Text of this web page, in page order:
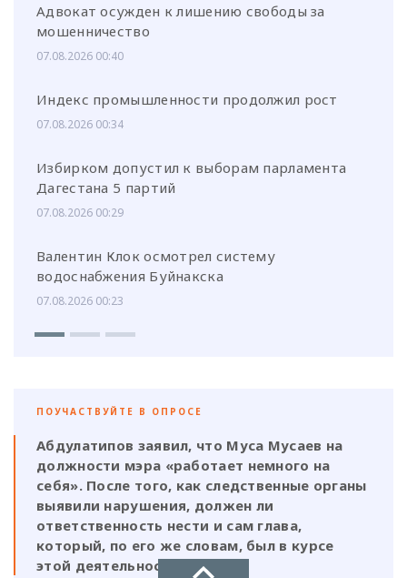
Адвокат осужден к лишению свободы за
мошенничество
07.08.2026 00:40
Индекс промышленности продолжил рост
07.08.2026 00:34
Избирком допустил к выборам парламента
Дагестана 5 партий
07.08.2026 00:29
Валентин Клок осмотрел систему
водоснабжения Буйнакска
07.08.2026 00:23
ПОУЧАСТВУЙТЕ В ОПРОСЕ
Абдулатипов заявил, что Муса Мусаев на
должности мэра «работает немного на
себя». После того, как следственные органы
выявили нарушения, должен ли
ответственность нести и сам глава,
который, по его же словам, был в курсе
этой деятельности?